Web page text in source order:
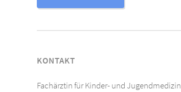
KONTAKT
Fachärztin für Kinder- und Jugendmedizin